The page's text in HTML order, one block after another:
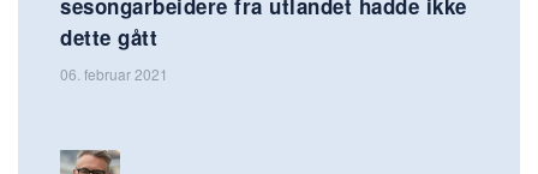
sesongarbeidere fra utlandet hadde ikke
dette gått
06. februar 2021